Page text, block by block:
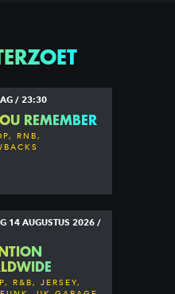
/ 23:30
REMEMBER
RNB,
14 AUGUSTUS 2026 /
R&B, JERSEY,